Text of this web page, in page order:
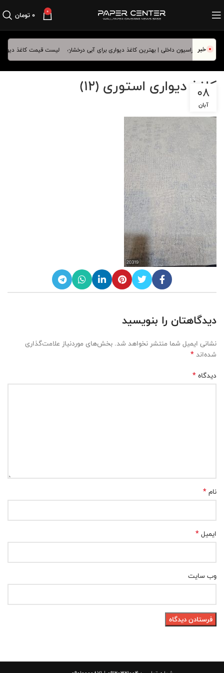
0 ۰تومان
خبر لیست قیمت کاغذ دیواری
کاغذ دیواری استوری (12)
08
آبان
دیدگاهتان را بنویسید
نشانی ایمیل شما منتشر نخواهد شد. بخش‌های موردنیاز علامت‌گذاری
شده‌اند*
دیدگاه*
نام*
ایمیل*
وب‌ سایت